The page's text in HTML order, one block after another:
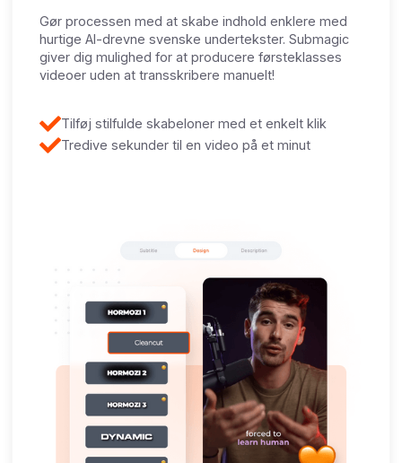
Gør processen med at skabe indhold enklere med
hurtige AI-drevne svenske undertekster. Submagic
giver dig mulighed for at producere førsteklasses
videoer uden at transskribere manuelt!
Tilføj stilfulde skabeloner med et enkelt klik
Tredive sekunder til en video på et minut